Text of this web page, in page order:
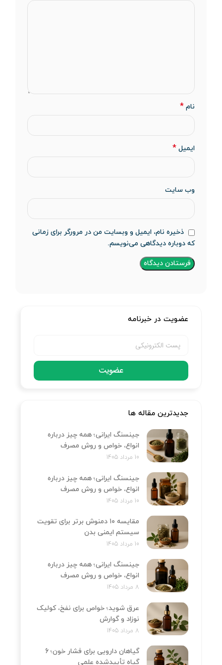
نام *
ایمیل *
وب‌ سایت
ذخیره نام، ایمیل و وبسایت من در مرورگر برای زمانی
که دوباره دیدگاهی می‌نویسم.
عضویت در خبرنامه
عضویت
جدیدترین مقاله ها
جینسنگ ایرانی؛ همه چیز درباره
انواع، خواص و روش مصرف
10 مرداد 1405
جینسنگ ایرانی؛ همه چیز درباره
انواع، خواص و روش مصرف
10 مرداد 1405
مقایسه ۱۰ دمنوش برتر برای تقویت
سیستم ایمنی بدن
10 مرداد 1405
جینسنگ ایرانی؛ همه چیز درباره
انواع، خواص و روش مصرف
8 مرداد 1405
عرق شوید؛ خواص برای نفخ، کولیک
نوزاد و گوارش
8 مرداد 1405
گیاهان دارویی برای فشار خون؛ 6
گیاه تأییدشده علمی